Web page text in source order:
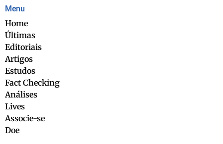
Menu
Home
Últimas
Editoriais
Artigos
Estudos
Fact Checking
Análises
Lives
Associe-se
Doe